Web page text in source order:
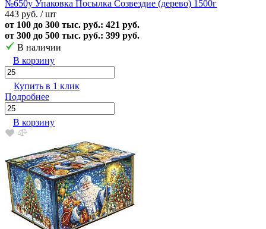
№650у Упаковка Посылка Созвездие (дерево) 1500г
443 руб. / шт
от 100 до 300 тыс. руб.: 421 руб.
от 300 до 500 тыс. руб.: 399 руб.
В наличии
В корзину
Купить в 1 клик
Подробнее
В корзину